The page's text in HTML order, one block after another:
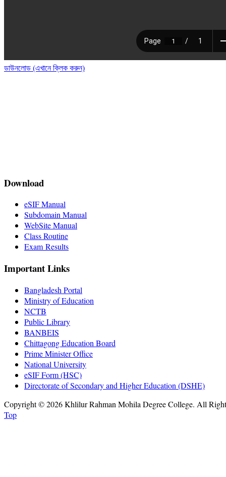
ডাউনলোড (এখানে ক্লিক করুন)
Download
eSIF Manual
Subdomain Manual
WebSite Manual
Class Routine
Exam Results
Important Links
Bangladesh Portal
Ministry of Education
NCTB
Public Library
BANBEIS
Chittagong Education Board
Prime Minister Office
National University
eSIF Form (HSC)
Directorate of Secondary and Higher Education (DSHE)
Copyright © 2026 Khlilur Rahman Mohila Degree College. All
Top